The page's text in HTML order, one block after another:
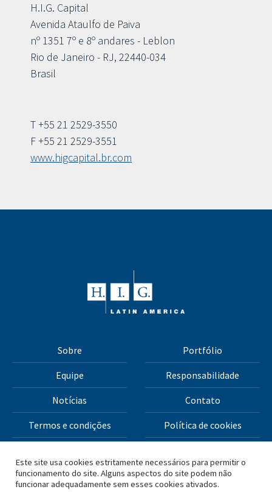
H.I.G. Capital
Avenida Ataulfo de Paiva
nº 1351 7º e 8º andares - Leblon
Rio de Janeiro - RJ, 22440-034
Brasil
T +55 21 2529-3550
F +55 21 2529-3551
www.higcapital.br.com
Sobre Portfólio
Equipe Responsabilidade
Notícias Contato
Termos e condições Política de cookies
Todos os materiais deste site Copyright © 2026 H.I.G.
Este site usa cookies estritamente necessários para permitir o
funcionamento do site. Alguns aspectos do site podem não
funcionar adequadamente sem esses cookies ativados.